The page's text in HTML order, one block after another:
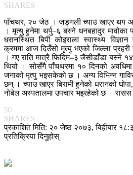
SHARES
पाँचथर, २० जेठ । जङ्गली च्याउ खाएर थप
। मृत्यु हुनेमा थर्पु–६ बस्ने धनबहादुर मावोका
धरानस्थित बिपी कोइराला स्वास्थ्य
क्रममा आज दिउँसो मृत्यु भएको जिल्ला
। गए राति मात्रै फिदिम–३ जैसीडाँडा बस्ने
थियो । सोसँगै पाँचथरमा १० दिनको
जनाको मृत्यु भइसकेको छ । अन्य विभिन्न
छन् । च्याउ खाएर बिरामी हुनेको धरानको
नोबेल अस्पतालमा उपचार भइरहेको छ । रासस
50
SHARES
प्रकाशित मिति: २० जेष्ठ २०७३, बिहीबार
प्रतिक्रिया दिनुहोस्